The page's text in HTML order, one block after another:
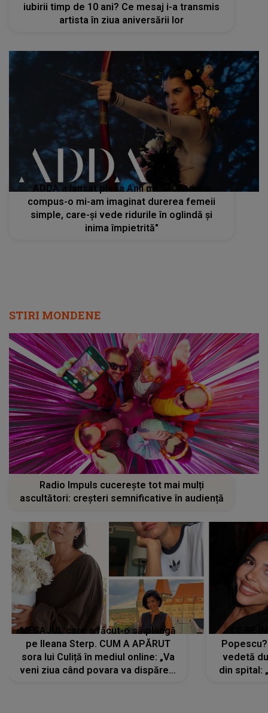
iubirii timp de 10 ani? Ce mesaj i-a transmis
artista în ziua aniversării lor
ADDA a lansat piesa Anii mei: "Când am
compus-o mi-am imaginat durerea femeii
simple, care-și vede ridurile în oglindă și
inima împietrită"
STIRI MONDENE
Radio Impuls cucerește tot mai mulți
ascultători: creșteri semnificative în audiență
MESAJUL care a făcut-o să plângă
pe Ileana Sterp. CUM A APĂRUT
sora lui Culiță în mediul online: „Va
veni ziua când povara va dispărea,
vedetă
din spital: